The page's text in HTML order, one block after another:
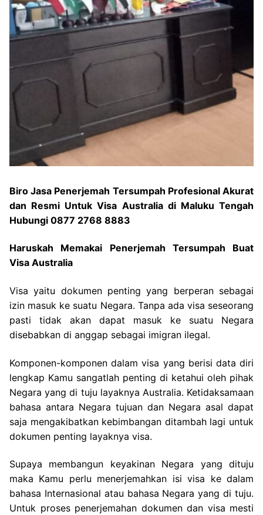
Biro Jasa Penerjemah Tersumpah Profesional Akurat
dan Resmi Untuk Visa Australia di Maluku Tengah
Hubungi 0877 2768 8883
Haruskah Memakai Penerjemah Tersumpah Buat
Visa Australia
Visa yaitu dokumen penting yang berperan sebagai
izin masuk ke suatu Negara. Tanpa ada visa seseorang
pasti tidak akan dapat masuk ke suatu Negara
disebabkan di anggap sebagai imigran ilegal.
Komponen-komponen dalam visa yang berisi data diri
lengkap Kamu sangatlah penting di ketahui oleh pihak
Negara yang di tuju layaknya Australia. Ketidaksamaan
bahasa antara Negara tujuan dan Negara asal dapat
saja mengakibatkan kebimbangan ditambah lagi untuk
dokumen penting layaknya visa.
Supaya membangun keyakinan Negara yang dituju
maka Kamu perlu menerjemahkan isi visa ke dalam
bahasa Internasional atau bahasa Negara yang di tuju.
Untuk proses penerjemahan dokumen dan visa mesti